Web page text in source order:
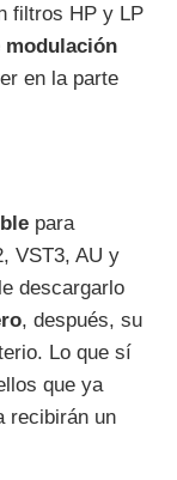
filtros HP y LP
modulación
en la parte
para
VST3, AU y
descargarlo
, después, su
Lo que sí
que ya
recibirán un